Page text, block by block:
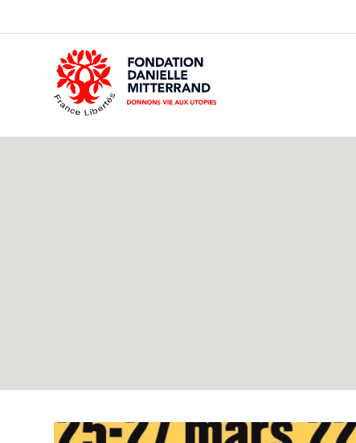
CONTENT